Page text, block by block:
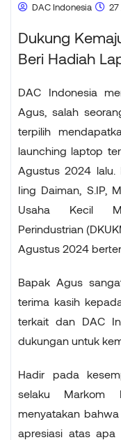
DAC Indonesia 27
Dukung
Beri Hadiah
DAC Indonesia
Agus, salah
terpilih
launching laptop
Agustus 2024 lalu.
Iing Daiman, S.IP,
Usaha Kecil
Perindustrian
Agustus 2024
Bapak Agus
terima kasih
terkait dan DAC
dukungan untuk
Hadir pada
selaku Markom
menyatakan
apresiasi atas